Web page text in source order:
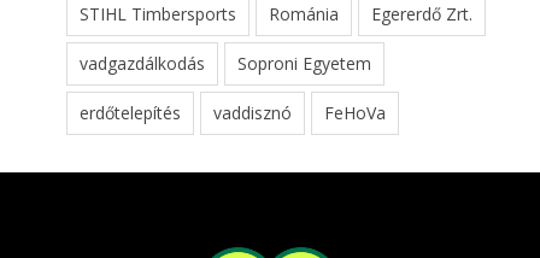
STIHL Timbersports Románia Egererdő Zrt.
vadgazdálkodás Soproni Egyetem
erdőtelepítés vaddisznó FeHoVa